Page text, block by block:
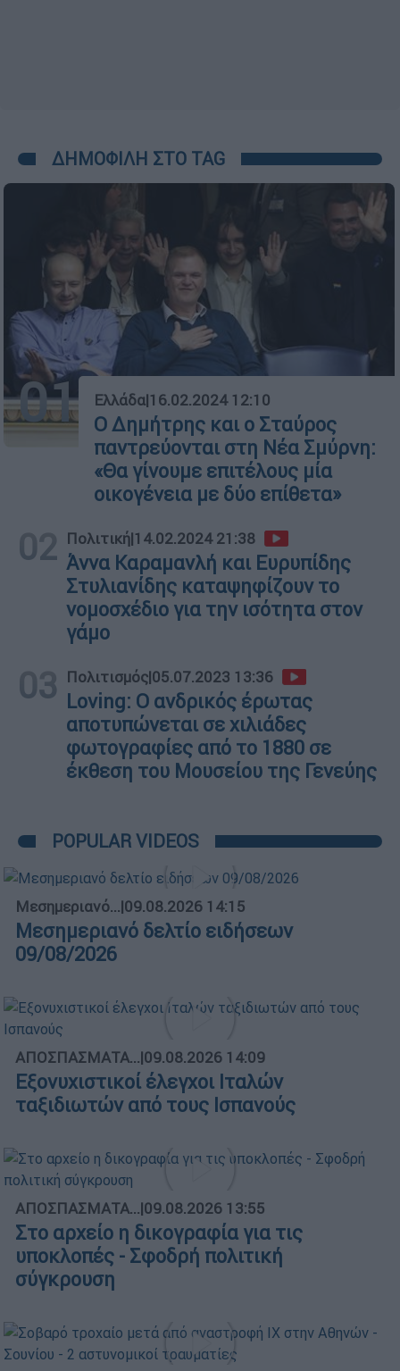
ΔΗΜΟΦΙΛΗ ΣΤΟ TAG
01 Ελλάδα|16.02.2024 12:10
Ο Δημήτρης και ο Σταύρος
παντρεύονται στη Νέα Σμύρνη:
«Θα γίνουμε επιτέλους μία
οικογένεια με δύο επίθετα»
02 Πολιτική|14.02.2024 21:38
Άννα Καραμανλή και Ευρυπίδης
Στυλιανίδης καταψηφίζουν το
νομοσχέδιο για την ισότητα στον
γάμο
03 Πολιτισμός|05.07.2023 13:36
Loving: Ο ανδρικός έρωτας
αποτυπώνεται σε χιλιάδες
φωτογραφίες από το 1880 σε
έκθεση του Μουσείου της Γενεύης
POPULAR VIDEOS
Μεσημεριανό...|09.08.2026 14:15
Μεσημεριανό δελτίο ειδήσεων
09/08/2026
ΑΠΟΣΠΑΣΜΑΤΑ...|09.08.2026 14:09
Εξονυχιστικοί έλεγχοι Ιταλών
ταξιδιωτών από τους Ισπανούς
ΑΠΟΣΠΑΣΜΑΤΑ...|09.08.2026 13:55
Στο αρχείο η δικογραφία για τις
υποκλοπές - Σφοδρή πολιτική
σύγκρουση